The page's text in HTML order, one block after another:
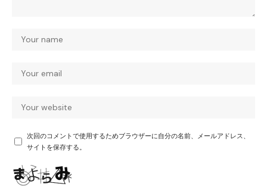
次回のコメントで使用するためブラウザーに自分の名前、メールアドレス、
サイトを保存する。